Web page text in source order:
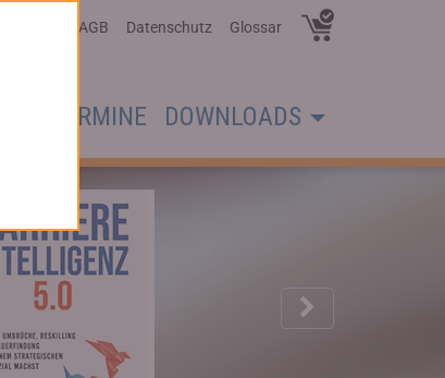
AGB Datenschutz Glossar
TERMINE DOWNLOADS